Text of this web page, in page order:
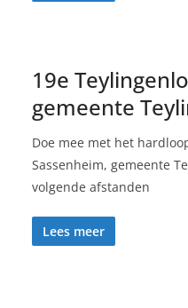
19e
gemeente
Doe mee met het
Sassenheim, gemeente
volgende afstanden
Lees meer